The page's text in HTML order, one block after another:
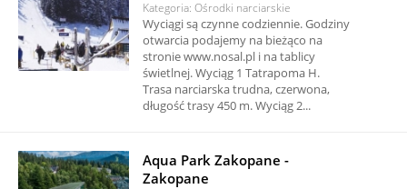
Kategoria: Ośrodki narciarskie
Wyciągi są czynne codziennie. Godziny
otwarcia podajemy na bieżąco na
stronie www.nosal.pl i na tablicy
świetlnej. Wyciąg 1 Tatrapoma H.
Trasa narciarska trudna, czerwona,
długość trasy 450 m. Wyciąg 2...
Aqua Park Zakopane -
Zakopane